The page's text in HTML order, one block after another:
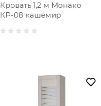
Кровать 1,2 м Монако
КР-08 кашемир